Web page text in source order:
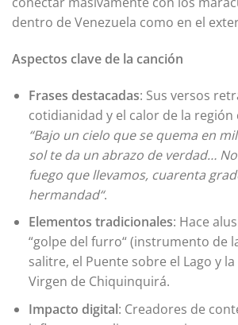
dentro de Venezuela como en el
Aspectos clave de la canción
Frases destacadas: Sus versos
cotidianidad y el calor de la región
“Bajo un cielo que se quema en
sol te da un abrazo de verdad…
fuego que llevamos, cuarenta
hermandad“.
Elementos tradicionales: Hace
“golpe del furro“ (instrumento de
salitre, el Puente sobre el Lago y
Virgen de Chiquinquirá.
Impacto digital: Creadores de